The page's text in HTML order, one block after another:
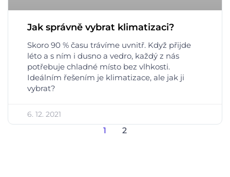
Jak správně vybrat klimatizaci?
Skoro 90 % času trávíme uvnitř. Když přijde
léto a s ním i dusno a vedro, každý z nás
potřebuje chladné místo bez vlhkosti.
Ideálním řešením je klimatizace, ale jak ji
vybrat?
6. 12. 2021
1 2